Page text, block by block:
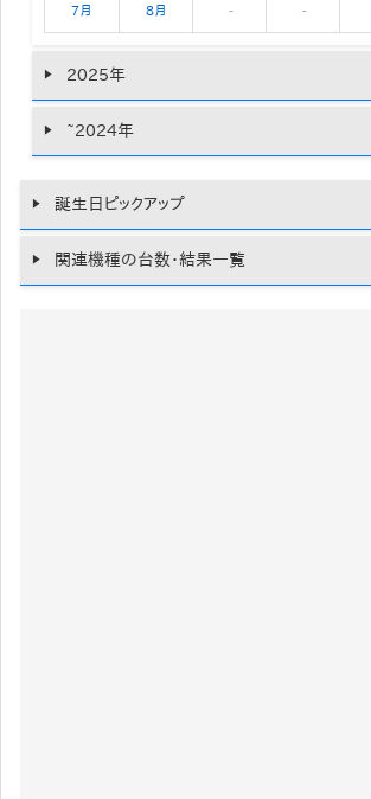
7月 8月 - -
2025年
~2024年
誕生日ピックアップ
関連機種の台数・結果一覧